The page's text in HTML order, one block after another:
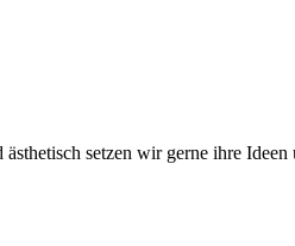
setzen wir gerne ihre